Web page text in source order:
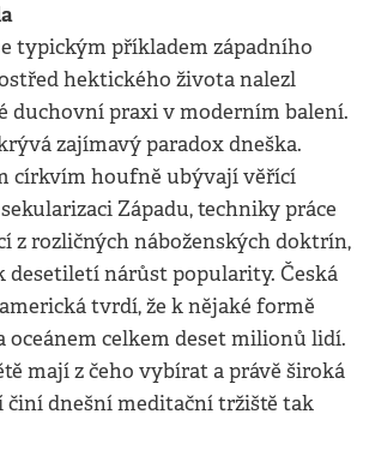
typickým příkladem západního
hektického života nalezl
duchovní praxi v moderním balení.
zajímavý paradox dneška.
církvím houfně ubývají věřící
Západu, techniky práce
z rozličných náboženských doktrín,
desetiletí nárůst popularity. Česká
tvrdí, že k nějaké formě
oceánem celkem deset milionů lidí.
mají z čeho vybírat a právě široká
činí dnešní meditační tržiště tak